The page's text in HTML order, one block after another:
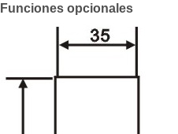
Funciones opcionales